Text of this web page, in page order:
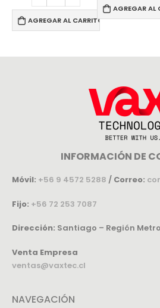
AGREGAR AL CARRITO
AGREGAR AL
INFORMACIÓN DE
Móvil: +56 9 4572 5288 / Correo:
Fijo: +56 72 253 7087
Dirección: Santiago – Región
Venta Empresa
ventas@vaxtec.cl
NAVEGACIÓN